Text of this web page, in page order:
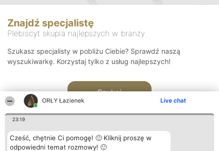
ORŁY Łazienek Live chat
23:19
Cześć, chętnie Ci pomogę! 🙂 Kliknij proszę w
odpowiedni temat rozmowy! 🙂
Znajdź specjalistę
Plebiscyt skupia najlepszych w branży
Szukasz specjalisty w pobliżu Ciebie? Sprawdź naszą
wyszukiwarkę. Korzystaj tylko z usług najlepszych!
Szukaj